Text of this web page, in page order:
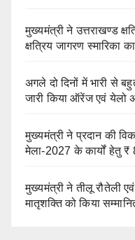
मुख्यमंत्री ने उत्तराखण्ड
क्षत्रिय जागरण स्मारिका
अगले दो दिनों में भारी से
जारी किया ऑरेंज एवं येलो
मुख्यमंत्री ने प्रदान की
मेला-2027 के कार्यों हेतु ₹
मुख्यमंत्री ने तीलू रौतेली
मातृशक्ति को किया